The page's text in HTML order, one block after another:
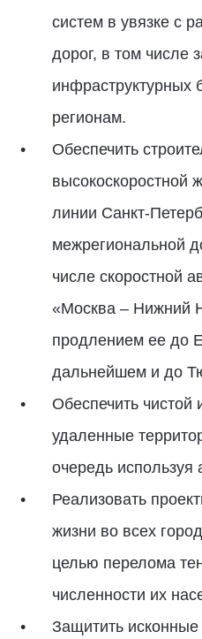
систем в увязке с
дорог, в том числе
инфраструктурных
регионам.
Обеспечить
высокоскоростной
линии Санкт-
межрегиональной
числе скоростной
«Москва – Нижний
продлением ее до
дальнейшем и до
Обеспечить чистой
удаленные
очередь
Реализовать
жизни во всех
целью перелома
численности их
Защитить